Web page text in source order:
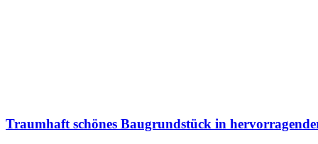
Traumhaft schönes Baugrundstück in